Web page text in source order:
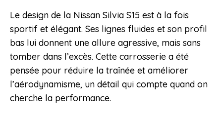
Le design de la Nissan Silvia S15 est à la fois
sportif et élégant. Ses lignes fluides et son profil
bas lui donnent une allure agressive, mais sans
tomber dans l’excès. Cette carrosserie a été
pensée pour réduire la traînée et améliorer
l’aérodynamisme, un détail qui compte quand on
cherche la performance.